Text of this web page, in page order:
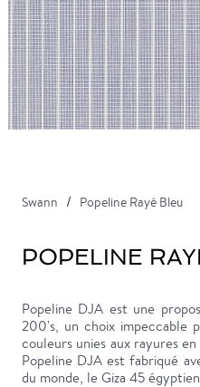
Swann Popeline Rayé Bleu
POPELINE
Popeline DJA est une
200's, un choix impeccable
couleurs unies aux rayures
Popeline DJA est fabriqué
du monde, le Giza 45